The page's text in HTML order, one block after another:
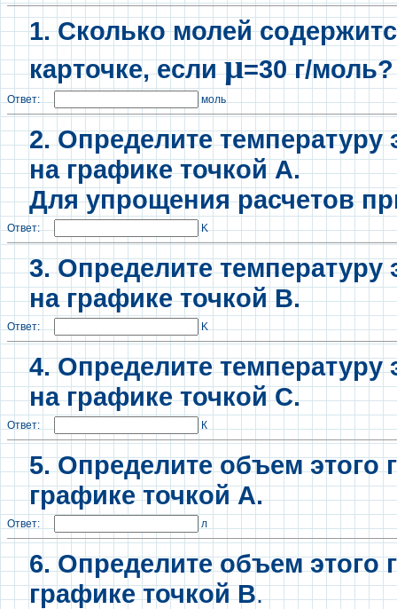
1. Сколько молей
карточке, еслиμ=30 г/моль?
Ответ: моль
2. Определите температуру
на графике точкой А.
Для упрощения расчетов
Ответ: K
3. Определите температуру
на графике точкой B.
Ответ: K
4. Определите температуру
на графике точкой С.
Ответ: К
5. Определите объем этого
графике точкой А.
Ответ: л
6. Определите объем этого
графике точкой В.